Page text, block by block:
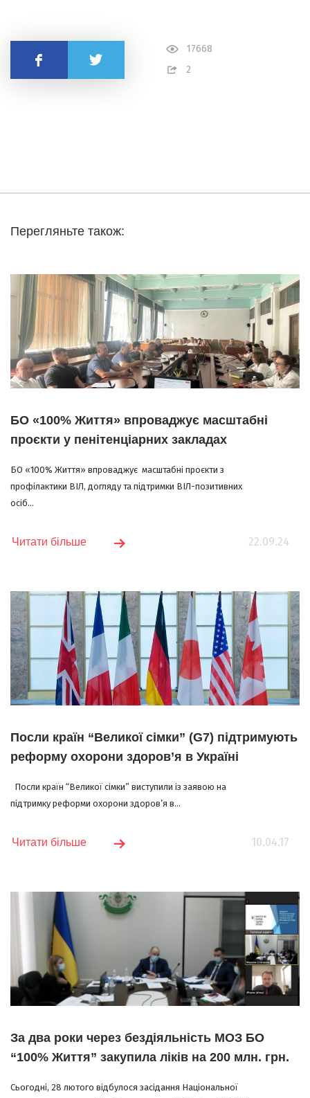
17668
2
Поділитись
Перегляньте також:
БО «100% Життя» впроваджує масштабні
проєкти у пенітенціарних закладах
БО «100% Життя» впроваджує масштабні проєкти з
профілактики ВІЛ, догляду та підтримки ВІЛ-позитивних
осіб...
22.09.24
Читати більше
Посли країн “Великої сімки” (G7) підтримують
реформу охорони здоров’я в Україні
Посли країн “Великої сімки” виступили із заявою на
підтримку реформи охорони здоров’я в...
10.04.17
Читати більше
За два роки через бездіяльність МОЗ БО
“100% Життя” закупила ліків на 200 млн. грн.
Сьогодні, 28 лютого відбулося засідання Національної